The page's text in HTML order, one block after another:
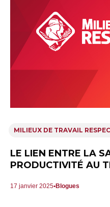
MILIEUX DE TRAVAIL
LE LIEN ENTRE LA
PRODUCTIVITÉ AU
17 janvier 2025 Blogues